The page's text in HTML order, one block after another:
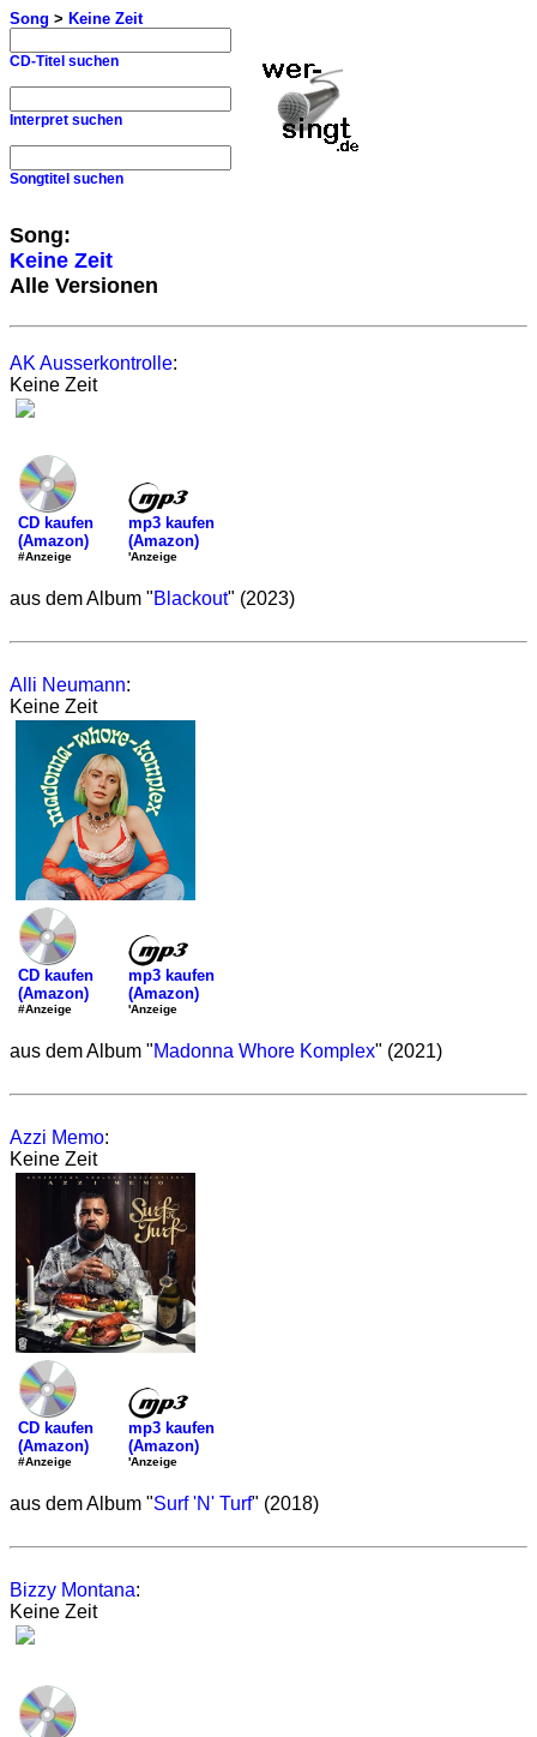
Song > Keine Zeit
CD-Titel suchen
Interpret suchen
Songtitel suchen
Song:
Keine Zeit
Alle Versionen
AK Ausserkontrolle:
Keine Zeit
CD kaufen
(Amazon)
#Anzeige
mp3 kaufen
(Amazon)
'Anzeige
aus dem Album "Blackout" (2023)
Alli Neumann:
Keine Zeit
CD kaufen
(Amazon)
#Anzeige
mp3 kaufen
(Amazon)
'Anzeige
aus dem Album "Madonna Whore Komplex" (2021)
Azzi Memo:
Keine Zeit
CD kaufen
(Amazon)
#Anzeige
mp3 kaufen
(Amazon)
'Anzeige
aus dem Album "Surf 'N' Turf" (2018)
Bizzy Montana:
Keine Zeit